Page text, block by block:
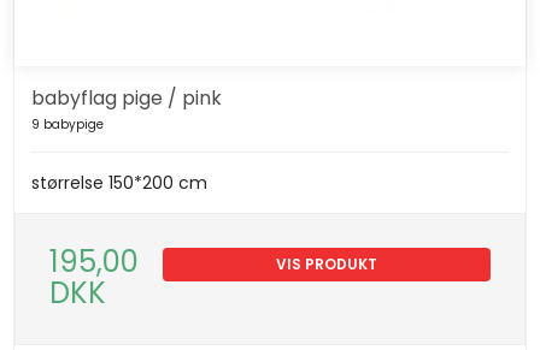
babyflag pige / pink
9 babypige
størrelse 150*200 cm
195,00
DKK
VIS PRODUKT